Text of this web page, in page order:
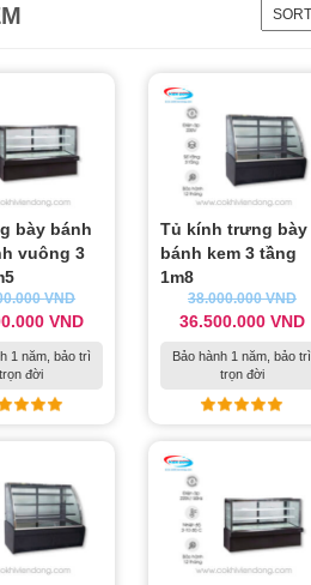
bày bánh
vuông 3
VND
VND
1 năm, bảo trì
trọn đời
Tủ kính trưng bày
bánh kem 3 tầng
1m8
38.000.000VND
36.500.000 VND
Bảo hành 1 năm, bảo trì
trọn đời